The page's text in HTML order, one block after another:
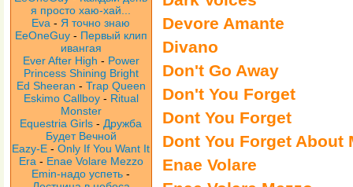
я просто хаю-хай...
Eva - Я точно знаю
EeOneGuy - Первый клип
ивангая
Ever After High - Power
Princess Shining Bright
Ed Sheeran - Trap Queen
Eskimo Callboy - Ritual
Monster
Equestria Girls - Дружба
Будет Вечной
Eazy-E -Only If You Want It
Era - Enae Volare Mezzo
Emin-надо успеть -
Devore Amante
Divano
Don't Go Away
Don't You Forget
Dont You Forget
Dont You Forget About
Enae Volare